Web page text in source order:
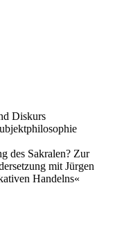
Diskurs
des Sakralen? Zur
mit Jürgen
Handelns«